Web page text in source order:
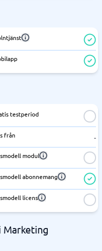
testperiod
från -
modul
abonnemang
licens